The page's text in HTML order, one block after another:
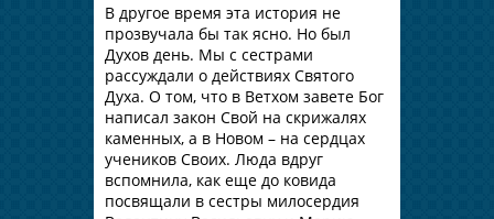
В другое время эта история не
прозвучала бы так ясно. Но был
Духов день. Мы с сестрами
рассуждали о действиях Святого
Духа. О том, что в Ветхом завете Бог
написал закон Свой на скрижалях
каменных, а в Новом – на сердцах
учеников Своих. Люда вдруг
вспомнила, как еще до ковида
посвящали в сестры милосердия